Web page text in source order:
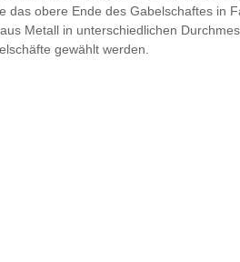
obere Ende des Gabelschaftes
Metall in unterschiedlichen
gewählt werden.